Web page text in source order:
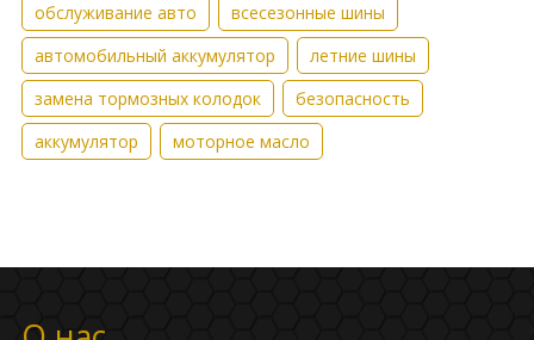
обслуживание авто
всесезонные шины
автомобильный аккумулятор
летние шины
замена тормозных колодок
безопасность
аккумулятор
моторное масло